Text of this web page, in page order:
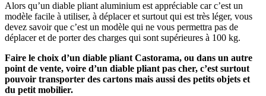
Alors qu’un diable pliant aluminium est appréciable car c’est un
modèle facile à utiliser, à déplacer et surtout qui est très léger, vous
devez savoir que c’est un modèle qui ne vous permettra pas de
déplacer et de porter des charges qui sont supérieures à 100 kg.
Faire le choix d’un diable pliant Castorama, ou dans un autre
point de vente, voire d’un diable pliant pas cher, c’est surtout
pouvoir transporter des cartons mais aussi des petits objets et
du petit mobilier.